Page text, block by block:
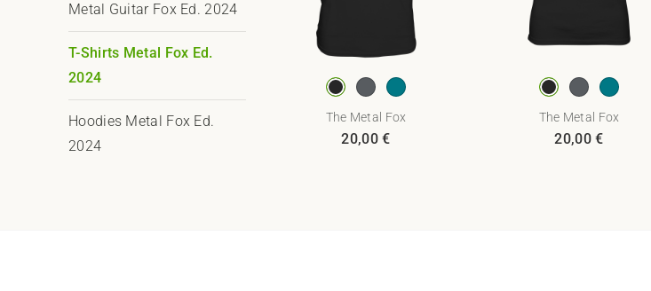
Metal Guitar Fox Ed. 2024
T-Shirts Metal Fox Ed.
2024
Hoodies Metal Fox Ed.
2024
The Metal Fox
20,00€
The Metal Fox
20,00€